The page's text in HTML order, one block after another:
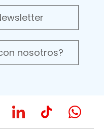
nosotros?